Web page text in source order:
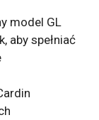
model GL
aby spełniać